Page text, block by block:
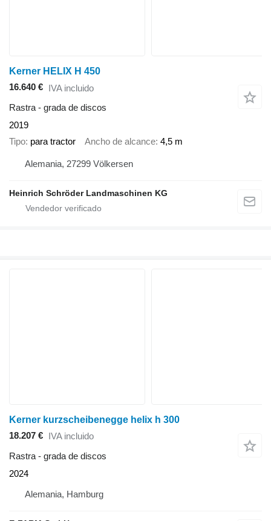
Kerner HELIX H 450
16.640 € IVA incluido
Rastra - grada de discos
2019
Tipo para tractor Ancho de alcance 4,5 m
Alemania, 27299 Völkersen
Heinrich Schröder Landmaschinen KG
Kerner kurzscheibenegge helix h 300
18.207 € IVA incluido
Rastra - grada de discos
2024
Alemania, Hamburg